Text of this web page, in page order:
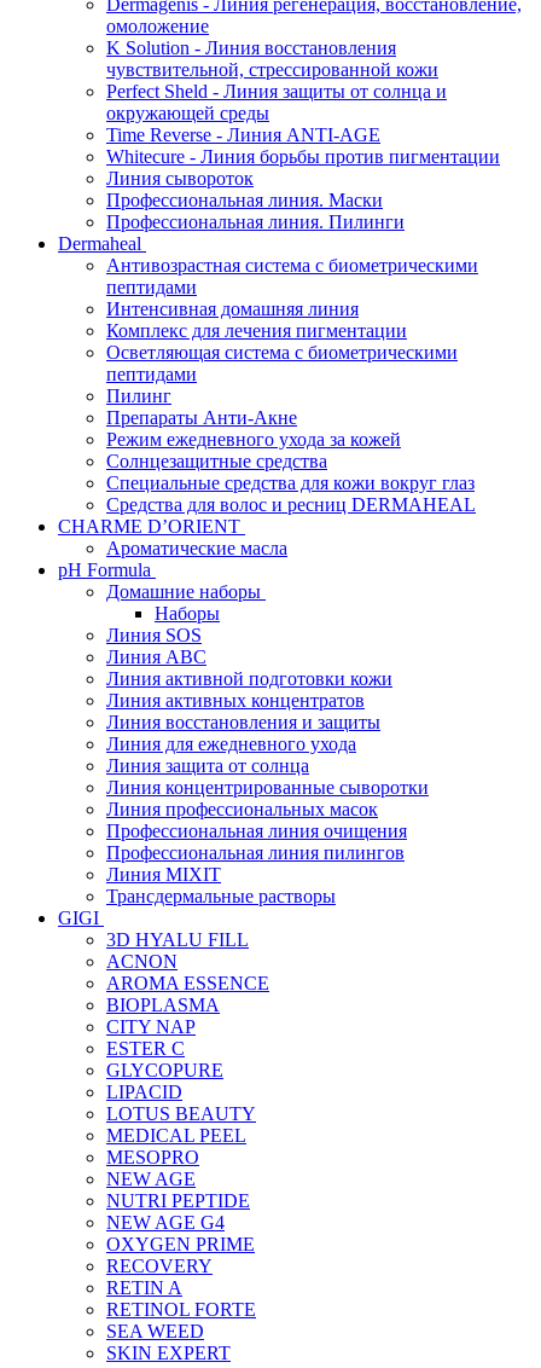
Dermagenis - Линия регенерация, восстановление,
омоложение
K Solution - Линия восстановления
чувствительной, стрессированной кожи
Perfect Sheld - Линия защиты от солнца и
окружающей среды
Time Reverse - Линия ANTI-AGE
Whitecure - Линия борьбы против пигментации
Линия сывороток
Профессиональная линия. Маски
Профессиональная линия. Пилинги
Dermaheal
Антивозрастная система с биометрическими
пептидами
Интенсивная домашняя линия
Комплекс для лечения пигментации
Осветляющая система с биометрическими
пептидами
Пилинг
Препараты Анти-Акне
Режим ежедневного ухода за кожей
Солнцезащитные средства
Специальные средства для кожи вокруг глаз
Средства для волос и ресниц DERMAHEAL
CHARME D’ORIENT
Ароматические масла
pH Formula
Домашние наборы
Наборы
Линия SOS
Линия АВС
Линия активной подготовки кожи
Линия активных концентратов
Линия восстановления и защиты
Линия для ежедневного ухода
Линия защита от солнца
Линия концентрированные сыворотки
Линия профессиональных масок
Профессиональная линия очищения
Профессиональная линия пилингов
Линия MIXIT
Трансдермальные растворы
GIGI
3D HYALU FILL
ACNON
AROMA ESSENCE
BIOPLASMA
CITY NAP
ESTER C
GLYCOPURE
LIPACID
LOTUS BEAUTY
MEDICAL PEEL
MESOPRO
NEW AGE
NUTRI PEPTIDE
NEW AGE G4
OXYGEN PRIME
RECOVERY
RETIN A
RETINOL FORTE
SEA WEED
SKIN EXPERT